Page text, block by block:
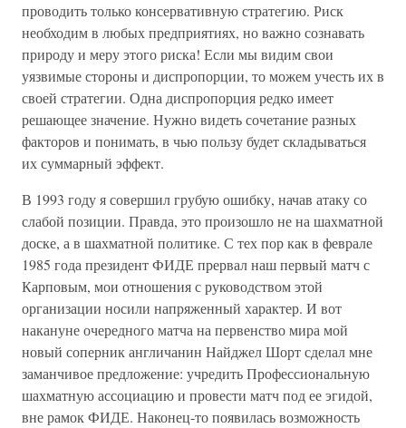
проводить только консервативную стратегию. Риск
необходим в любых предприятиях, но важно сознавать
природу и меру этого риска! Если мы видим свои
уязвимые стороны и диспропорции, то можем учесть их в
своей стратегии. Одна диспропорция редко имеет
решающее значение. Нужно видеть сочетание разных
факторов и понимать, в чью пользу будет складываться
их суммарный эффект.
В 1993 году я совершил грубую ошибку, начав атаку со
слабой позиции. Правда, это произошло не на шахматной
доске, а в шахматной политике. С тех пор как в феврале
1985 года президент ФИДЕ прервал наш первый матч с
Карповым, мои отношения с руководством этой
организации носили напряженный характер. И вот
накануне очередного матча на первенство мира мой
новый соперник англичанин Найджел Шорт сделал мне
заманчивое предложение: учредить Профессиональную
шахматную ассоциацию и провести матч под ее эгидой,
вне рамок ФИДЕ. Наконец-то появилась возможность